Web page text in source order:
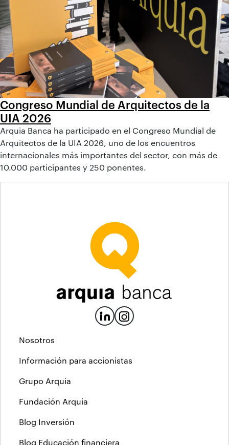
Congreso Mundial de Arquitectos de la
UIA 2026
Arquia Banca ha participado en el Congreso Mundial de
Arquitectos de la UIA 2026, uno de los encuentros
internacionales más importantes del sector, con más de
10.000 participantes y 250 ponentes.
Nosotros
Información para accionistas
Grupo Arquia
Fundación Arquia
Blog Inversión
Blog Educación financiera